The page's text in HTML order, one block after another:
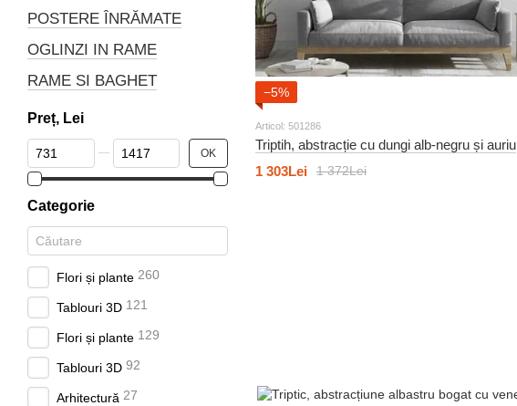
−5%
Articol: 501286
Triptih, abstracție cu dungi alb-negru și auriu
1 372Lei
1 303Lei
POSTERE ÎNRĂMATE
OGLINZI IN RAME
RAME SI BAGHET
Preț, Lei
De la Preț, Lei
Până la Preț, Lei OK
Categorie
Flori și plante 260
Tablouri 3D 121
Flori și plante 129
Tablouri 3D 92
Arhitectură 27